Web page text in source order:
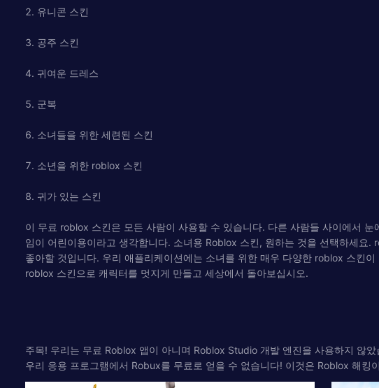
2. 유니콘 스킨
3. 공주 스킨
4. 귀여운 드레스
5. 군복
6. 소녀들을 위한 세련된 스킨
7. 소년을 위한 roblox 스킨
8. 귀가 있는 스킨
이 무료 roblox 스킨은 모든 사람이 사용할 수 있습니다. 다른 사람들 사이에서
임이 어린이용이라고 생각합니다. 소녀용 Roblox 스킨, 원하는 것을 선택하세
좋아할 것입니다. 우리 애플리케이션에는 소녀를 위한 매우 다양한 roblox 스킨
roblox 스킨으로 캐릭터를 멋지게 만들고 세상에서 돌아보십시오.
주목! 우리는 무료 Roblox 앱이 아니며 Roblox Studio 개발 엔진을 사용하지 않았
우리 응용 프로그램에서 Robux를 무료로 얻을 수 없습니다! 이것은 Roblox 해